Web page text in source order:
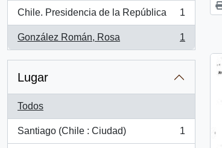
Chile. Presidencia de la República
, 1 resultados
1
González Román, Rosa
, 1 resultados
1
Lugar
Todos
Santiago (Chile : Ciudad)
, 1 resultados
1